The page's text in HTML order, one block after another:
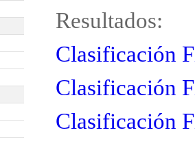
Resultados:
Clasificación
Clasificación
Clasificación